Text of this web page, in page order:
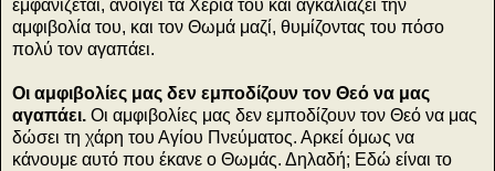
εμφανίζεται, ανοίγει τα Χέρια του και αγκαλιάζει την
αμφιβολία του, και τον Θωμά μαζί, θυμίζοντας του πόσο
πολύ τον αγαπάει.
Οι αμφιβολίες μας δεν εμποδίζουν τον Θεό να μας
αγαπάει. Οι αμφιβολίες μας δεν εμποδίζουν τον Θεό να μας
δώσει τη χάρη του Αγίου Πνεύματος. Αρκεί όμως να
κάνουμε αυτό που έκανε ο Θωμάς. Δηλαδή; Εδώ είναι το